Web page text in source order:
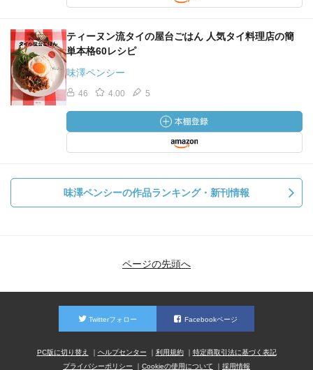
ティーヌン流タイの屋台ごはん 人気タイ料理店の簡
単本格60レシピ
味澤ペンシー
46 4.00 5
味澤ペンシーの作品ランキング・新刊情報
ページの先頭へ
Twitterフォロー Facebookページ
PC版に切り替え ヘルプセンター 利用規約
特定商取引法に基づく表記
プライバシーポリシー
Cookieの使用について 採用情報